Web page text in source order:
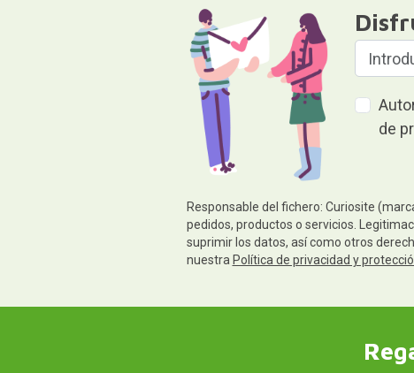
de
Responsable del fichero: Curiosite
pedidos, productos o servicios.
suprimir los datos, así como otros
nuestra Política de privacidad y